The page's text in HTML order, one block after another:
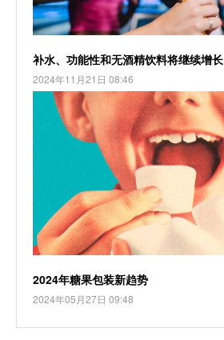
补水、功能性和无酒精饮料将继续增长
2024年11月21日 08:46
2024年糖果包装新趋势
2024年05月27日 09:48